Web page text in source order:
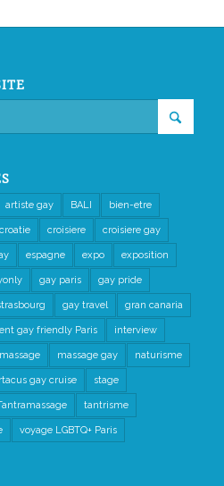
artiste gay BALI bien-etre
croatie croisiere croisiere gay
espagne expo exposition
gay paris gay pride
gay travel gran canaria
gay friendly Paris interview
massage massage gay naturisme
gay cruise stage
tantrisme
voyage LGBTQ+ Paris